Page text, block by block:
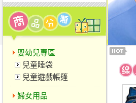
嬰幼兒專區
兒童睡袋
兒童遊戲帳篷
婦女用品